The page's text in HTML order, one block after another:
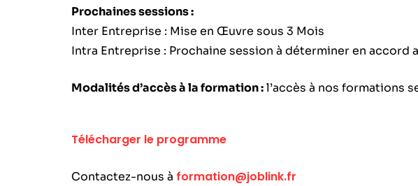
Prochaines sessions :
Inter Entreprise : Mise en Œuvre sous 3 Mois
Intra Entreprise : Prochaine session à déterminer en accord
Modalités d’accès à la formation :l’accès à nos formations
Télécharger le programme
Contactez-nous à formation@joblink.fr